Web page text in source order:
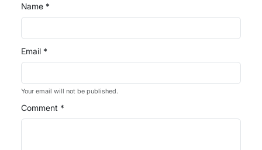
Name *
Email *
Your email will not be published.
Comment *